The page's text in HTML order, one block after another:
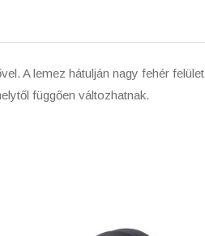
A lemez hátulján nagy fehér
függően változhatnak.